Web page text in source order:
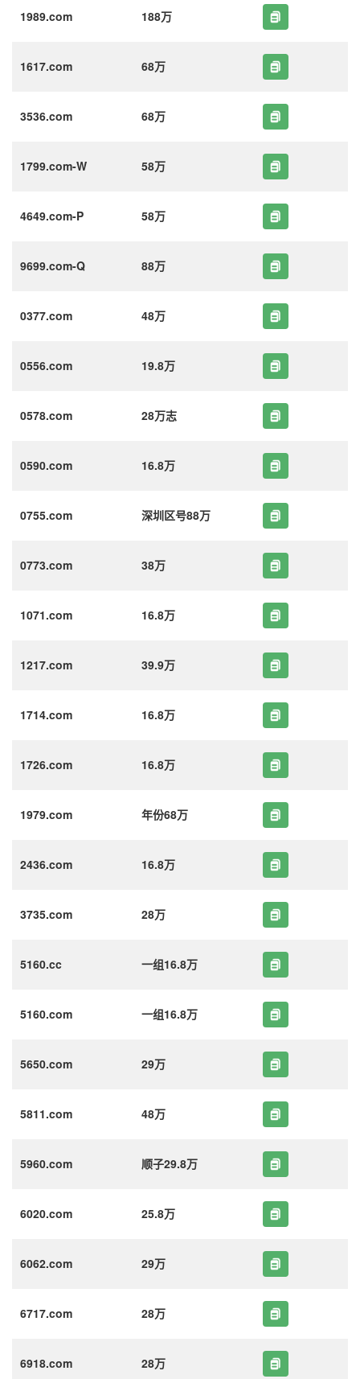
1989.com 188万
1617.com 68万
3536.com 68万
1799.com-W 58万
4649.com-P 58万
9699.com-Q 88万
0377.com 48万
0556.com 19.8万
0578.com 28万志
0590.com 16.8万
0755.com 深圳区号88万
0773.com 38万
1071.com 16.8万
1217.com 39.9万
1714.com 16.8万
1726.com 16.8万
1979.com 年份68万
2436.com 16.8万
3735.com 28万
5160.cc 一组16.8万
5160.com 一组16.8万
5650.com 29万
5811.com 48万
5960.com 顺子29.8万
6020.com 25.8万
6062.com 29万
6717.com 28万
6918.com 28万